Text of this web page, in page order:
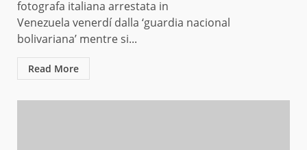
fotografa italiana arrestata in
Venezuela venerdí dalla ‘guardia nacional
bolivariana’ mentre si...
Read More